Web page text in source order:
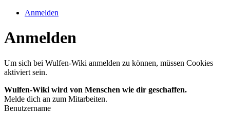
Anmelden
Anmelden
Um sich bei Wulfen-Wiki anmelden zu können, müssen Cookies
aktiviert sein.
Wulfen-Wiki wird von Menschen wie dir geschaffen.
Melde dich an zum Mitarbeiten.
Benutzername